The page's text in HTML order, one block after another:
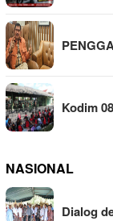
Kodim
NASIONAL
Dialog